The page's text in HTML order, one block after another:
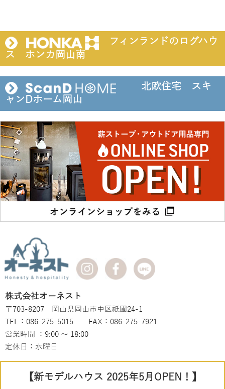
フィンランドのログハウ
ス ホンカ岡山南
北欧住宅 スキ
ャンDホーム岡山
株式会社オーネスト
〒703-8207 岡山県岡山市中区祇園24-1
TEL：086-275-5015 FAX：086-275-7921
営業時間 ：9:00 ～ 18:00
定休日：水曜日
【新モデルハウス 2025年5月OPEN！】